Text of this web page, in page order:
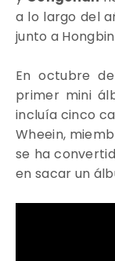
a lo largo del
junto a
En octubre
primer mini
incluía cinco
Wheein,
se ha
en sacar un